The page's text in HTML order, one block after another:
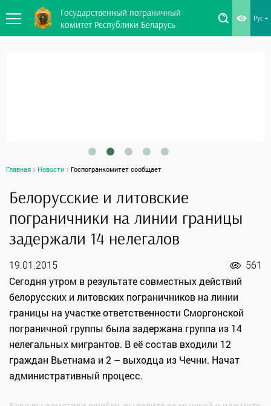
Государственный пограничный
комитет Республики Беларусь
Рус
Главная Новости Госпогранкомитет сообщает
Белорусские и литовские
пограничники на линии границы
задержали 14 нелегалов
19.01.2015 561
Сегодня утром в результате совместных действий
белорусских и литовских пограничников на линии
границы на участке ответственности Сморгонской
пограничной группы была задержана группа из 14
нелегальных мигрантов. В её состав входили 12
граждан Вьетнама и 2 – выходца из Чечни. Начат
административный процесс.